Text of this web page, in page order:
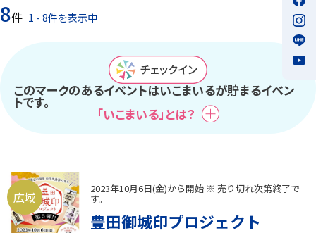
8件 1 - 8件を表示中
このマークのあるイベントはいこまいるが貯まるイベン
トです。
「いこまいる」とは？
広域
2023年10月6日(金)から開始 ※ 売り切れ次第終了で
す。
豊田御城印プロジェクト